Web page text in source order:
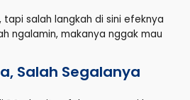
salah langkah di sini efeknya
ngalamin, makanya nggak mau
Salah Segalanya